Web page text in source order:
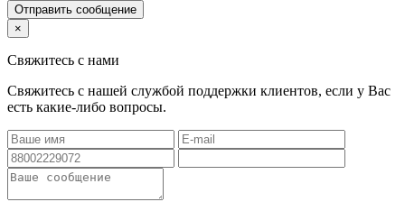
Отправить сообщение
×
Свяжитесь с нами
Свяжитесь с нашей службой поддержки клиентов, если у Вас
есть какие-либо вопросы.